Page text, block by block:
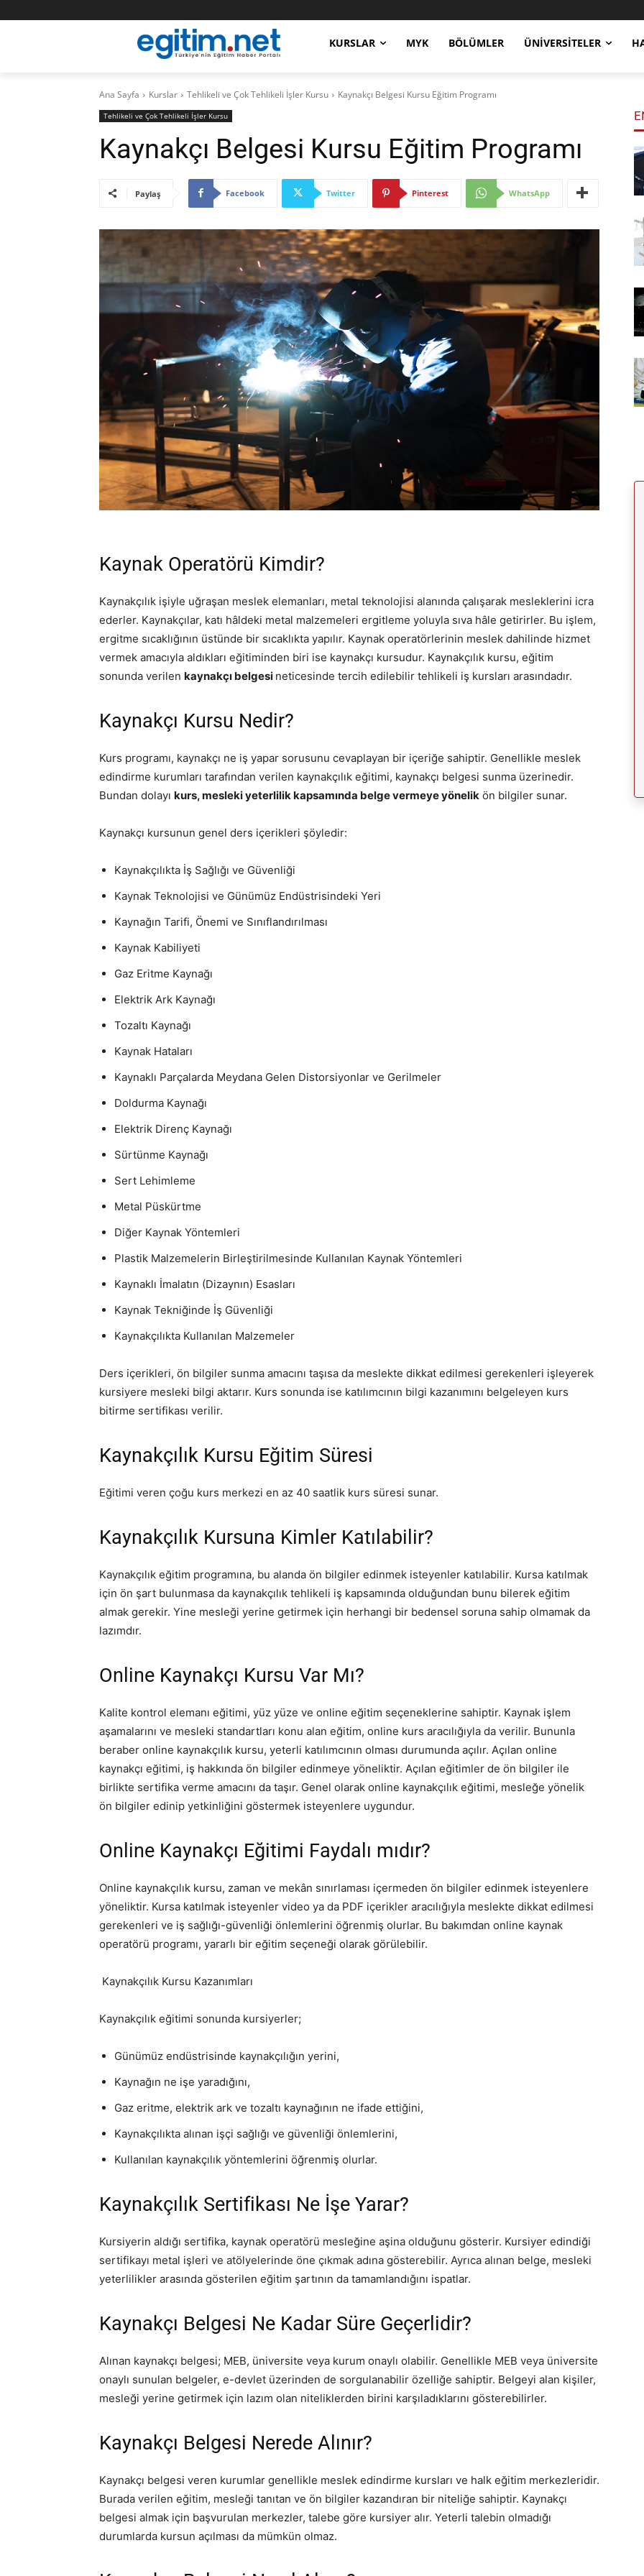
KURSLAR MYK BÖLÜMLER ÜNIVERSITELER
Ana Sayfa Kurslar Tehlikeli ve Çok Tehlikeli İşler Kursu Kaynakçı Belgesi Kursu Eğitim Programı
Tehlikeli ve Çok Tehlikeli İşler Kursu
Kaynakçı Belgesi Kursu Eğitim Programı
Paylaş Facebook Twitter Pinterest WhatsApp
Kaynak Operatörü Kimdir?
Kaynakçılık işiyle uğraşan meslek elemanları, metal teknolojisi alanında çalışarak mesleklerini icra
ederler. Kaynakçılar, katı hâldeki metal malzemeleri ergitleme yoluyla sıva hâle getirirler. Bu işlem,
ergitme sıcaklığının üstünde bir sıcaklıkta yapılır. Kaynak operatörlerinin meslek dahilinde hizmet
vermek amacıyla aldıkları eğitiminden biri ise kaynakçı kursudur. Kaynakçılık kursu, eğitim
sonunda verilen kaynakçı belgesi neticesinde tercih edilebilir tehlikeli iş kursları arasındadır.
Kaynakçı Kursu Nedir?
Kurs programı, kaynakçı ne iş yapar sorusunu cevaplayan bir içeriğe sahiptir. Genellikle meslek
edindirme kurumları tarafından verilen kaynakçılık eğitimi, kaynakçı belgesi sunma üzerinedir.
Bundan dolayı kurs, mesleki yeterlilik kapsamında belge vermeye yönelik ön bilgiler sunar.
Kaynakçı kursunun genel ders içerikleri şöyledir:
Kaynakçılıkta İş Sağlığı ve Güvenliği
Kaynak Teknolojisi ve Günümüz Endüstrisindeki Yeri
Kaynağın Tarifi, Önemi ve Sınıflandırılması
Kaynak Kabiliyeti
Gaz Eritme Kaynağı
Elektrik Ark Kaynağı
Tozaltı Kaynağı
Kaynak Hataları
Kaynaklı Parçalarda Meydana Gelen Distorsiyonlar ve Gerilmeler
Doldurma Kaynağı
Elektrik Direnç Kaynağı
Sürtünme Kaynağı
Sert Lehimleme
Metal Püskürtme
Diğer Kaynak Yöntemleri
Plastik Malzemelerin Birleştirilmesinde Kullanılan Kaynak Yöntemleri
Kaynaklı İmalatın (Dizaynın) Esasları
Kaynak Tekniğinde İş Güvenliği
Kaynakçılıkta Kullanılan Malzemeler
Ders içerikleri, ön bilgiler sunma amacını taşısa da meslekte dikkat edilmesi gerekenleri işleyerek
kursiyere mesleki bilgi aktarır. Kurs sonunda ise katılımcının bilgi kazanımını belgeleyen kurs
bitirme sertifikası verilir.
Kaynakçılık Kursu Eğitim Süresi
Eğitimi veren çoğu kurs merkezi en az 40 saatlik kurs süresi sunar.
Kaynakçılık Kursuna Kimler Katılabilir?
Kaynakçılık eğitim programına, bu alanda ön bilgiler edinmek isteyenler katılabilir. Kursa katılmak
için ön şart bulunmasa da kaynakçılık tehlikeli iş kapsamında olduğundan bunu bilerek eğitim
almak gerekir. Yine mesleği yerine getirmek için herhangi bir bedensel soruna sahip olmamak da
lazımdır.
Online Kaynakçı Kursu Var Mı?
Kalite kontrol elemanı eğitimi, yüz yüze ve online eğitim seçeneklerine sahiptir. Kaynak işlem
aşamalarını ve mesleki standartları konu alan eğitim, online kurs aracılığıyla da verilir. Bununla
beraber online kaynakçılık kursu, yeterli katılımcının olması durumunda açılır. Açılan online
kaynakçı eğitimi, iş hakkında ön bilgiler edinmeye yöneliktir. Açılan eğitimler de ön bilgiler ile
birlikte sertifika verme amacını da taşır. Genel olarak online kaynakçılık eğitimi, mesleğe yönelik
ön bilgiler edinip yetkinliğini göstermek isteyenlere uygundur.
Online Kaynakçı Eğitimi Faydalı mıdır?
Online kaynakçılık kursu, zaman ve mekân sınırlaması içermeden ön bilgiler edinmek isteyenlere
yöneliktir. Kursa katılmak isteyenler video ya da PDF içerikler aracılığıyla meslekte dikkat edilmesi
gerekenleri ve iş sağlığı-güvenliği önlemlerini öğrenmiş olurlar. Bu bakımdan online kaynak
operatörü programı, yararlı bir eğitim seçeneği olarak görülebilir.
Kaynakçılık Kursu Kazanımları
Kaynakçılık eğitimi sonunda kursiyerler;
Günümüz endüstrisinde kaynakçılığın yerini,
Kaynağın ne işe yaradığını,
Gaz eritme, elektrik ark ve tozaltı kaynağının ne ifade ettiğini,
Kaynakçılıkta alınan işçi sağlığı ve güvenliği önlemlerini,
Kullanılan kaynakçılık yöntemlerini öğrenmiş olurlar.
Kaynakçılık Sertifikası Ne İşe Yarar?
Kursiyerin aldığı sertifika, kaynak operatörü mesleğine aşina olduğunu gösterir. Kursiyer edindiği
sertifikayı metal işleri ve atölyelerinde öne çıkmak adına gösterebilir. Ayrıca alınan belge, mesleki
yeterlilikler arasında gösterilen eğitim şartının da tamamlandığını ispatlar.
Kaynakçı Belgesi Ne Kadar Süre Geçerlidir?
Alınan kaynakçı belgesi; MEB, üniversite veya kurum onaylı olabilir. Genellikle MEB veya üniversite
onaylı sunulan belgeler, e-devlet üzerinden de sorgulanabilir özelliğe sahiptir. Belgeyi alan kişiler,
mesleği yerine getirmek için lazım olan niteliklerden birini karşıladıklarını gösterebilirler.
Kaynakçı Belgesi Nerede Alınır?
Kaynakçı belgesi veren kurumlar genellikle meslek edindirme kursları ve halk eğitim merkezleridir.
Burada verilen eğitim, mesleği tanıtan ve ön bilgiler kazandıran bir niteliğe sahiptir. Kaynakçı
belgesi almak için başvurulan merkezler, talebe göre kursiyer alır. Yeterli talebin olmadığı
durumlarda kursun açılması da mümkün olmaz.